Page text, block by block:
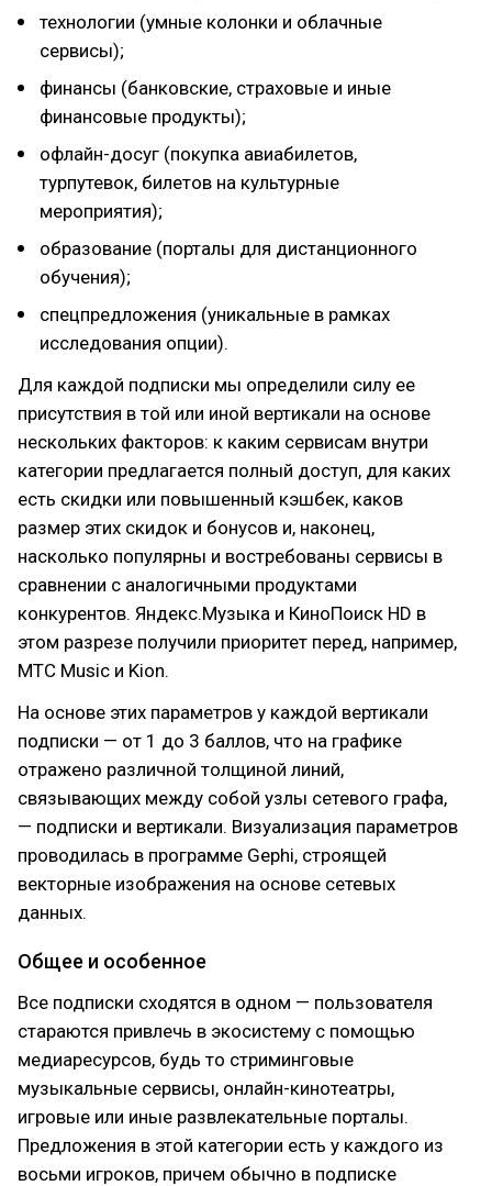
технологии (умные колонки и облачные
сервисы);
финансы (банковские, страховые и иные
финансовые продукты);
офлайн-досуг (покупка авиабилетов,
турпутевок, билетов на культурные
мероприятия);
образование (порталы для дистанционного
обучения);
спецпредложения (уникальные в рамках
исследования опции).
Для каждой подписки мы определили силу ее
присутствия в той или иной вертикали на основе
нескольких факторов: к каким сервисам внутри
категории предлагается полный доступ, для каких
есть скидки или повышенный кэшбек, каков
размер этих скидок и бонусов и, наконец,
насколько популярны и востребованы сервисы в
сравнении с аналогичными продуктами
конкурентов. Яндекс.Музыка и КиноПоиск HD в
этом разрезе получили приоритет перед, например,
МТС Music и Kion.
На основе этих параметров у каждой вертикали
подписки — от 1 до 3 баллов, что на графике
отражено различной толщиной линий,
связывающих между собой узлы сетевого графа,
— подписки и вертикали. Визуализация параметров
проводилась в программе Gephi, строящей
векторные изображения на основе сетевых
данных.
Общее и особенное
Все подписки сходятся в одном — пользователя
стараются привлечь в экосистему с помощью
медиаресурсов, будь то стриминговые
музыкальные сервисы, онлайн-кинотеатры,
игровые или иные развлекательные порталы.
Предложения в этой категории есть у каждого из
восьми игроков, причем обычно в подписке